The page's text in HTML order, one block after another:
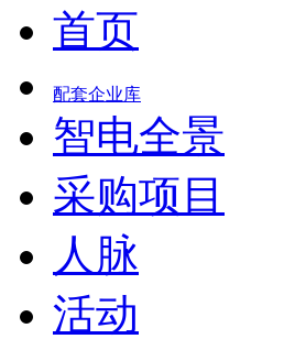
首页
配套企业库
智电全景
采购项目
人脉
活动